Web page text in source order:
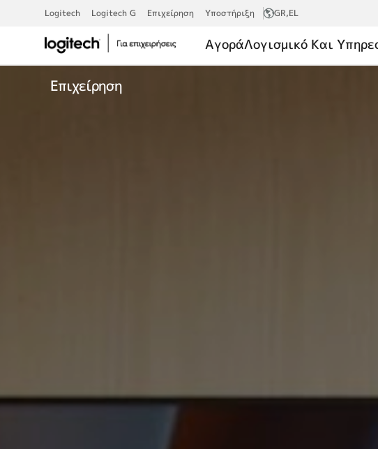
MICROSOFT
Logitech Logitech G Επιχείρηση Υποστήριξη GR,EL
ΑγοράΛογισμικό Και
Επιχείρηση